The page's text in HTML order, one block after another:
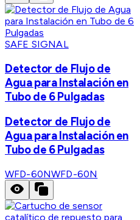
SAFE SIGNAL
Detector de Flujo de
Agua para Instalación en
Tubo de 6 Pulgadas
Detector de Flujo de
Agua para Instalación en
Tubo de 6 Pulgadas
WFD-60NWFD-60N